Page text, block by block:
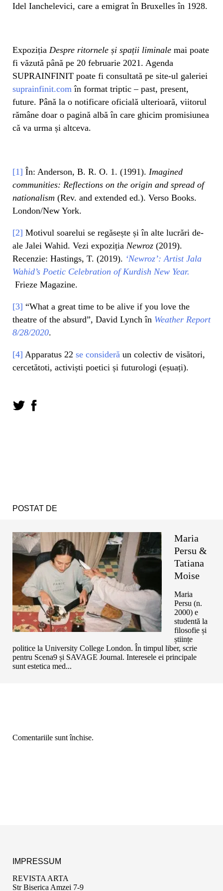
Idel Ianchelevici, care a emigrat în Bruxelles în 1928.
Expoziția Despre ritornele și spații liminale mai poate
fi văzută până pe 20 februarie 2021. Agenda
SUPRAINFINIT poate fi consultată pe site-ul galeriei
suprainfinit.com în format triptic – past, present,
future. Până la o notificare oficială ulterioară, viitorul
rămâne doar o pagină albă în care ghicim promisiunea
că va urma și altceva.
[1] În: Anderson, B. R. O. 1. (1991). Imagined
communities: Reflections on the origin and spread of
nationalism (Rev. and extended ed.). Verso Books.
London/New York.
[2] Motivul soarelui se regăsește și în alte lucrări de-
ale Jalei Wahid. Vezi expoziția Newroz (2019).
Recenzie: Hastings, T. (2019). ‘Newroz’: Artist Jala
Wahid’s Poetic Celebration of Kurdish New Year.
Frieze Magazine.
[3] “What a great time to be alive if you love the
theatre of the absurd”, David Lynch în Weather Report
8/28/2020.
[4] Apparatus 22 se consideră un colectiv de visători,
cercetătoti, activiști poetici și futurologi (eșuați).
POSTAT DE
Maria
Persu &
Tatiana
Moise
Maria
Persu (n.
2000) e
studentă la
filosofie și
științe
politice la University College London. În timpul liber, scrie
pentru Scena9 și SAVAGE Journal. Interesele ei principale
sunt estetica med...
Comentariile sunt închise.
IMPRESSUM
REVISTA ARTA
Str Biserica Amzei 7-9